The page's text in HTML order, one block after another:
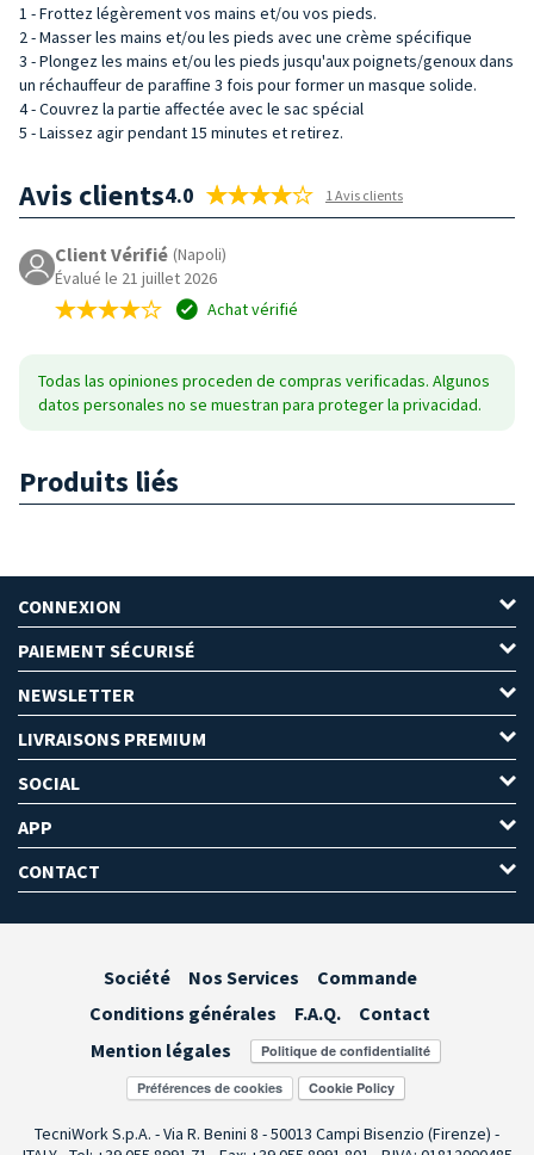
1 - Frottez légèrement vos mains et/ou vos pieds.
2 - Masser les mains et/ou les pieds avec une crème spécifique
3 - Plongez les mains et/ou les pieds jusqu'aux poignets/genoux dans
un réchauffeur de paraffine 3 fois pour former un masque solide.
4 - Couvrez la partie affectée avec le sac spécial
5 - Laissez agir pendant 15 minutes et retirez.
Avis clients4.0 1 Avis clients
Client Vérifié (Napoli)
Évalué le 21 juillet 2026
Achat vérifié
Todas las opiniones proceden de compras verificadas. Algunos
datos personales no se muestran para proteger la privacidad.
Produits liés
CONNEXION
PAIEMENT SÉCURISÉ
NEWSLETTER
LIVRAISONS PREMIUM
SOCIAL
APP
CONTACT
Société Nos Services
Commande
Conditions générales
F.A.Q.
Contact
Mention légales
Préférences de cookies
TecniWork S.p.A. - Via R. Benini 8 - 50013 Campi Bisenzio (Firenze) -